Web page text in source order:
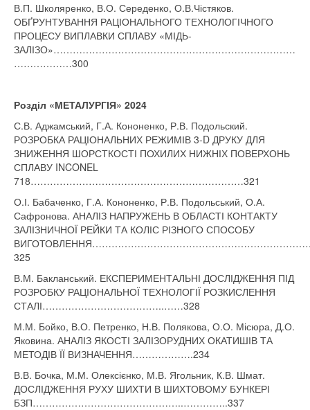
В.П. Школяренко, В.О. Середенко, О.В.Чістяков.
ОБҐРУНТУВАННЯ РАЦІОНАЛЬНОГО ТЕХНОЛОГІЧНОГО
ПРОЦЕСУ ВИПЛАВКИ СПЛАВУ «МІДЬ-
ЗАЛІЗО»…………………………………………………………………
………………300
Розділ «МЕТАЛУРГІЯ» 2024
С.В. Аджамський, Г.А. Кононенко, Р.В. Подольский.
РОЗРОБКА РАЦІОНАЛЬНИХ РЕЖИМІВ 3-D ДРУКУ ДЛЯ
ЗНИЖЕННЯ ШОРСТКОСТІ ПОХИЛИХ НИЖНІХ ПОВЕРХОНЬ
СПЛАВУ INCONEL
718…………………………………………………………321
О.І. Бабаченко, Г.А. Кононенко, Р.В. Подольський, О.А.
Сафронова. АНАЛІЗ НАПРУЖЕНЬ В ОБЛАСТІ КОНТАКТУ
ЗАЛІЗНИЧНОЇ РЕЙКИ ТА КОЛІС РІЗНОГО СПОСОБУ
325
В.М. Бакланський. ЕКСПЕРИМЕНТАЛЬНІ ДОСЛІДЖЕННЯ ПІД
РОЗРОБКУ РАЦІОНАЛЬНОЇ ТЕХНОЛОГІЇ РОЗКИСЛЕННЯ
СТАЛІ………………………………..……328
М.М. Бойко, В.О. Петренко, Н.В. Полякова, О.О. Місюра, Д.О.
Яковина. АНАЛІЗ ЯКОСТІ ЗАЛІЗОРУДНИХ ОКАТИШІВ ТА
МЕТОДІВ ЇЇ ВИЗНАЧЕННЯ……………….234
В.В. Бочка, М.М. Олексієнко, М.В. Ягольник, К.В. Шмат.
ДОСЛІДЖЕННЯ РУХУ ШИХТИ В ШИХТОВОМУ БУНКЕРІ
БЗП………………………………………..…………..337